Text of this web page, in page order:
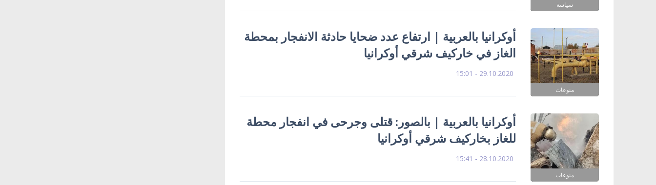
سياسة
منوعات
أوكرانيا بالعربية | ارتفاع عدد ضحايا حادثة الانفجار بمحطة
الغاز في خاركيف شرقي أوكرانيا
29.10.2020 - 15:01
منوعات
أوكرانيا بالعربية | بالصور: قتلى وجرحى في انفجار محطة
للغاز بخاركيف شرقي أوكرانيا
28.10.2020 - 15:41